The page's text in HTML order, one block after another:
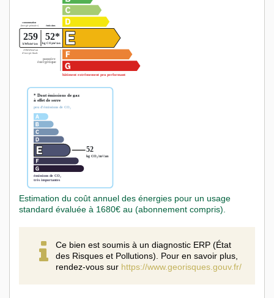
Estimation du coût annuel des énergies pour un usage
standard évaluée à 1680€ au (abonnement compris).
Ce bien est soumis à un diagnostic ERP (État
des Risques et Pollutions). Pour en savoir plus,
rendez-vous sur https://www.georisques.gouv.fr/